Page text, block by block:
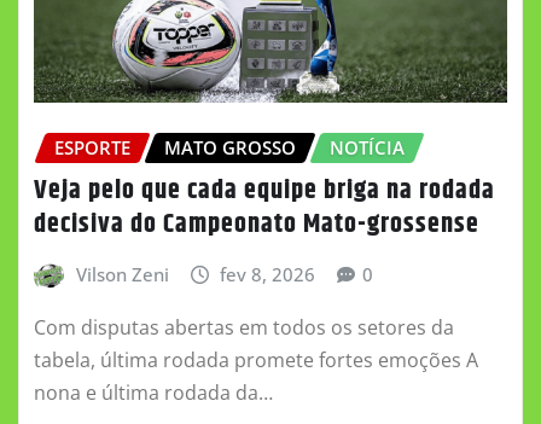
ESPORTE MATO GROSSO NOTÍCIA
Veja pelo que cada equipe briga na rodada
decisiva do Campeonato Mato-grossense
Vilson Zeni fev 8, 2026 0
Com disputas abertas em todos os setores da
tabela, última rodada promete fortes emoções A
nona e última rodada da…